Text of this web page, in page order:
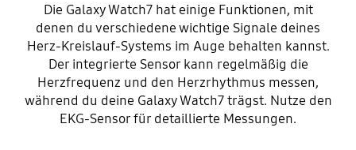
Die Galaxy Watch7 hat einige Funktionen, mit
denen du verschiedene wichtige Signale deines
Herz-Kreislauf-Systems im Auge behalten kannst.
Der integrierte Sensor kann regelmäßig die
Herzfrequenz und den Herzrhythmus messen,
während du deine Galaxy Watch7 trägst. Nutze den
EKG-Sensor für detaillierte Messungen.